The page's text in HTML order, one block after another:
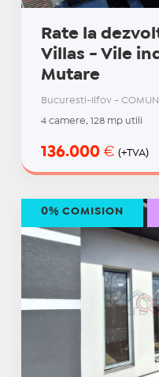
Rate la
Villas - Vile
Mutare
Bucuresti-Ilfov -
4 camere, 128 mp utili
136.000 € (+TVA)
0% COMISION